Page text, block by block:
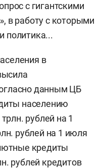
с гигантскими
в работу с которыми
политика...
в
данным ЦБ
населению
рублей на 1
рублей на 1 июля
кредиты
рублей кредитов